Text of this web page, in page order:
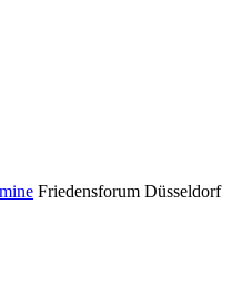
Friedensforum Düsseldorf